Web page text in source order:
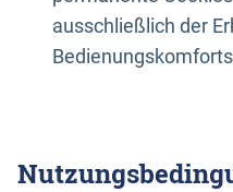
ausschließlich der